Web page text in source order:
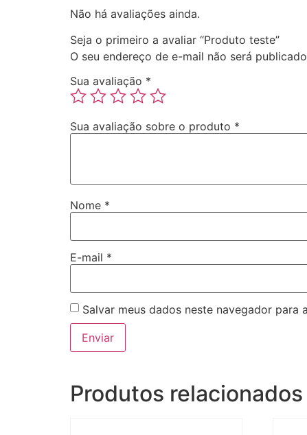
Não há avaliações ainda.
Seja o primeiro a avaliar “Produto teste”
O seu endereço de e-mail não será
Sua avaliação *
Sua avaliação sobre o produto *
Nome *
E-mail *
Salvar meus dados neste navegador para
Produtos relacionados